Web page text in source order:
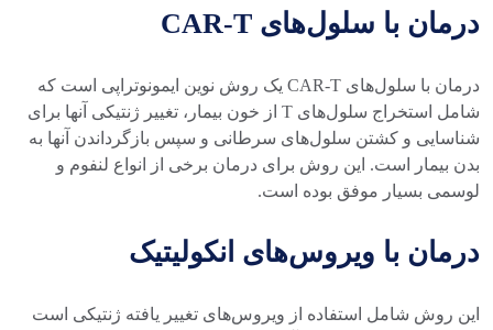
درمان با سلول‌های CAR-T
درمان با سلول‌های CAR-T یک روش نوین ایمونوتراپی است که
شامل استخراج سلول‌های T از خون بیمار، تغییر ژنتیکی آنها برای
شناسایی و کشتن سلول‌های سرطانی و سپس بازگرداندن آنها به
بدن بیمار است. این روش برای درمان برخی از انواع لنفوم و
لوسمی بسیار موفق بوده است.
درمان با ویروس‌های انکولیتیک
این روش شامل استفاده از ویروس‌های تغییر یافته ژنتیکی است